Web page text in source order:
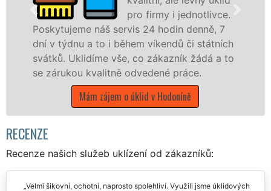
pro firmy i jednotlivce.
servis 24 hodin denně, 7
i během víkendů či státních
vše, co zákazník žádá a to
odvedené práce.
zájem o úklid v Hodoníně
nabízíme pro
státní podniky,
RECENZE
Recenze našich služeb uklízení od zákazníků:
Velmi šikovní, ochotní, naprosto spolehliví. Využili jsme úklidových